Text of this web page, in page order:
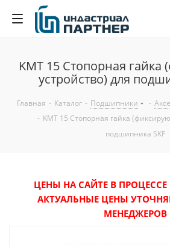
KMT 15 Стопорная
устройство) для
Главная - Каталог - Подшипники -
- KMT 15 Стопорная гайка
подшипника SKF
ЦЕНЫ НА САЙТЕ В
АКТУАЛЬНЫЕ ЦЕНЫ
МЕНЕДЖЕРОВ